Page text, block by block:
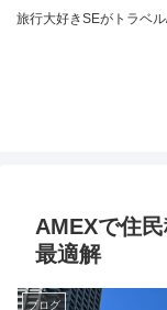
旅行大好きSEがトラベ
AMEXで住
最適解
ブログ